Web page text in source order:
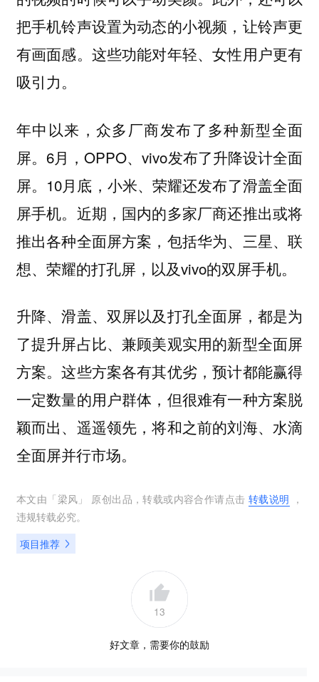
把手机铃声设置为动态的小视频，让铃声更
有画面感。这些功能对年轻、女性用户更有
吸引力。
年中以来，众多厂商发布了多种新型全面
屏。6月，OPPO、vivo发布了升降设计全面
屏。 10月底，小米、荣耀还发布了滑盖全面
屏手机。近期，国内的多家厂商还推出或将
推出各种全面屏方案，包括华为、三星、联
想、荣耀的打孔屏，以及vivo的双屏手机。
升降、滑盖、双屏以及打孔全面屏，都是为
了提升屏占比、兼顾美观实用的新型全面屏
方案。这些方案各有其优劣，预计都能赢得
一定数量的用户群体，但很难有一种方案脱
颖而出、遥遥领先，将和之前的刘海、水滴
全面屏并行市场。
本文由「梁风 」 原创出品，转载或内容合作请点击 转载说明 ，
违规转载必究。
项目推荐
13
好文章，需要你的鼓励